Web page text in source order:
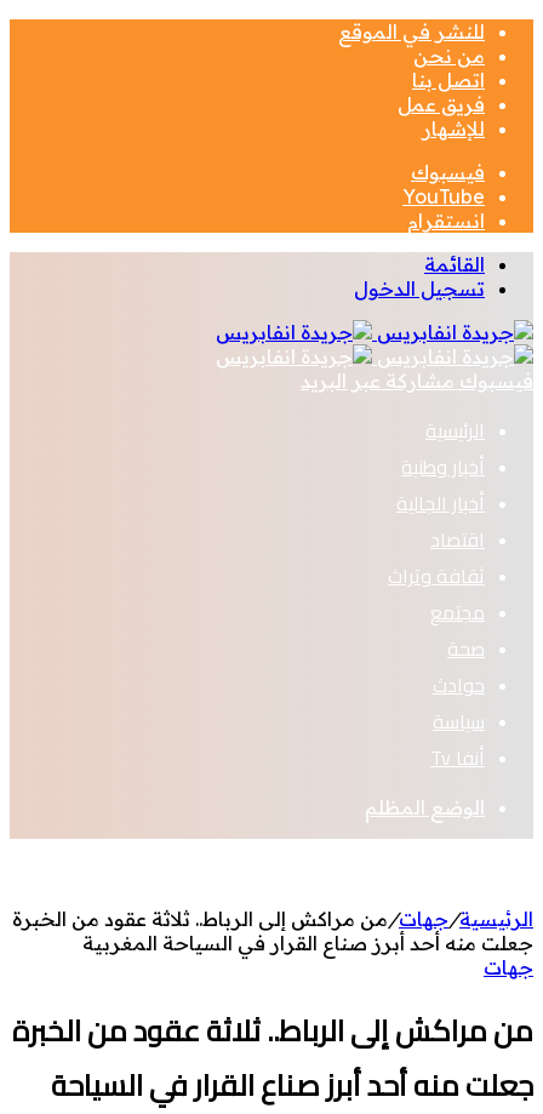
للنشر في الموقع
من نحن
اتصل بنا
فريق عمل
للإشهار
فيسبوك
‫YouTube
انستقرام
القائمة
تسجيل الدخول
فيسبوك مشاركة عبر البريد
الرئيسية
أخبار وطنية
أخبار الجالية
اقتصاد
ثقافة وتراث
مجتمع
صحة
حوادث
سياسة
أنفا Tv
الوضع المظلم
الرئيسية/جهات/من مراكش إلى الرباط.. ثلاثة عقود من الخبرة
جعلت منه أحد أبرز صناع القرار في السياحة المغربية
جهات
من مراكش إلى الرباط.. ثلاثة عقود من الخبرة
جعلت منه أحد أبرز صناع القرار في السياحة